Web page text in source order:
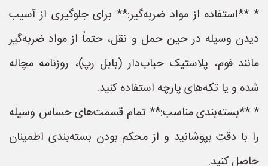
* **استفاده از مواد ضربه‌گیر:** برای جلوگیری از آسیب
دیدن وسیله در حین حمل و نقل، حتماً از مواد ضربه‌گیر
مانند فوم، پلاستیک حباب‌دار (بابل رپ)، روزنامه مچاله
شده و یا تکه‌های پارچه استفاده کنید.
* **بسته‌بندی مناسب:** تمام قسمت‌های حساس وسیله
را با دقت بپوشانید و از محکم بودن بسته‌بندی اطمینان
حاصل کنید.